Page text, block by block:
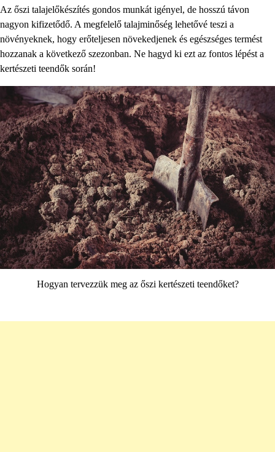
Az őszi talajelőkészítés gondos munkát igényel, de hosszú távon
nagyon kifizetődő. A megfelelő talajminőség lehetővé teszi a
növényeknek, hogy erőteljesen növekedjenek és egészséges termést
hozzanak a következő szezonban. Ne hagyd ki ezt az fontos lépést a
kertészeti teendők során!
Hogyan tervezzük meg az őszi kertészeti teendőket?